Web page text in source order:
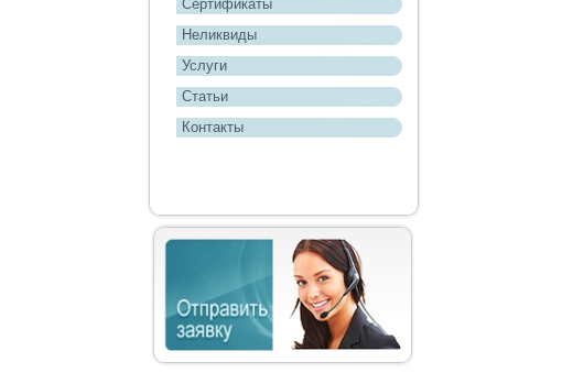
Сертификаты
Неликвиды
Услуги
Статьи
Контакты